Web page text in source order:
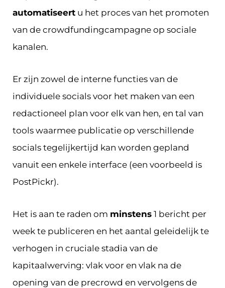
automatiseert u het proces van het promoten
van de crowdfundingcampagne op sociale
kanalen.
Er zijn zowel de interne functies van de
individuele socials voor het maken van een
redactioneel plan voor elk van hen, en tal van
tools waarmee publicatie op verschillende
socials tegelijkertijd kan worden gepland
vanuit een enkele interface (een voorbeeld is
PostPickr).
Het is aan te raden om minstens 1 bericht per
week te publiceren en het aantal geleidelijk te
verhogen in cruciale stadia van de
kapitaalwerving: vlak voor en vlak na de
opening van de precrowd en vervolgens de